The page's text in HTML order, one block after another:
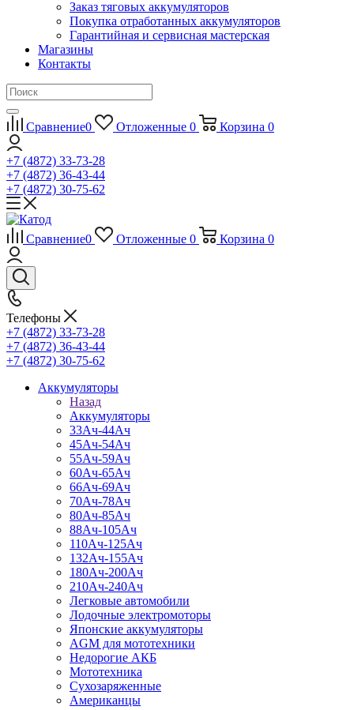
Заказ тяговых аккумуляторов
Покупка отработанных аккумуляторов
Гарантийная и сервисная мастерская
Магазины
Контакты
Сравнение0 Отложенные 0 Корзина 0
+7 (4872) 33-73-28
+7 (4872) 36-43-44
+7 (4872) 30-75-62
Сравнение0 Отложенные 0 Корзина 0
Телефоны
+7 (4872) 33-73-28
+7 (4872) 36-43-44
+7 (4872) 30-75-62
Аккумуляторы
Назад
Аккумуляторы
33Ач-44Ач
45Ач-54Ач
55Ач-59Ач
60Ач-65Ач
66Ач-69Ач
70Ач-78Ач
80Ач-85Ач
88Ач-105Ач
110Ач-125Ач
132Ач-155Ач
180Ач-200Ач
210Ач-240Ач
Легковые автомобили
Лодочные электромоторы
Японские аккумуляторы
AGM для мототехники
Недорогие АКБ
Мототехника
Сухозаряженные
Американцы